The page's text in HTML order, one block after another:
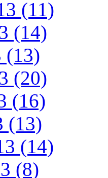
(11)
(14)
(13)
(20)
(16)
(13)
(14)
(8)